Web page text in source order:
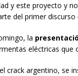
y este proyecto y
del primer
la
eléctricas que
crack argentino, se